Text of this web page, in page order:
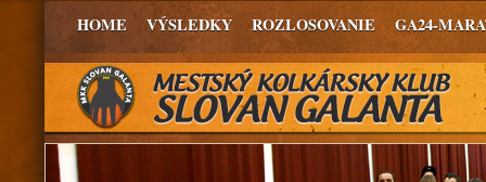
HOME VÝSLEDKY ROZLOSOVANIE GA24-